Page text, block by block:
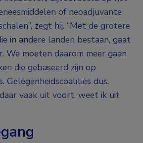
of neoadjuvante
zegt hij. “Met de grotere
in andere landen bestaan, gaat
We moeten daarom meer gaan
die gebaseerd zijn op
Gelegenheidscoalities dus.
vaak uit voort, weet ik uit